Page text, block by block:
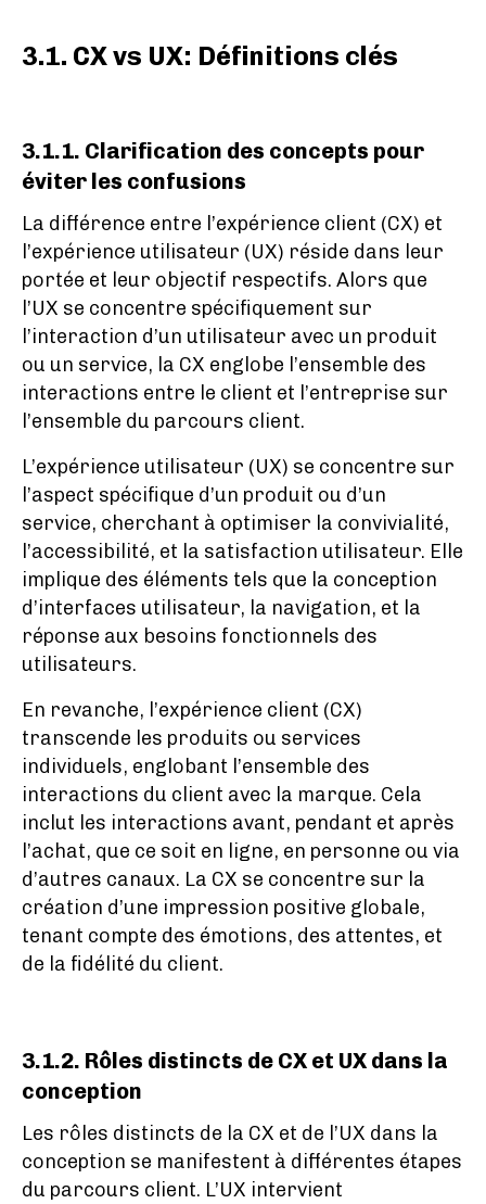
3.1. CX vs UX: Définitions clés
3.1.1. Clarification des concepts pour
éviter les confusions
La différence entre l’expérience client (CX) et
l’expérience utilisateur (UX) réside dans leur
portée et leur objectif respectifs. Alors que
l’UX se concentre spécifiquement sur
l’interaction d’un utilisateur avec un produit
ou un service, la CX englobe l’ensemble des
interactions entre le client et l’entreprise sur
l’ensemble du parcours client.
L’expérience utilisateur (UX) se concentre sur
l’aspect spécifique d’un produit ou d’un
service, cherchant à optimiser la convivialité,
l’accessibilité, et la satisfaction utilisateur. Elle
implique des éléments tels que la conception
d’interfaces utilisateur, la navigation, et la
réponse aux besoins fonctionnels des
utilisateurs.
En revanche, l’expérience client (CX)
transcende les produits ou services
individuels, englobant l’ensemble des
interactions du client avec la marque. Cela
inclut les interactions avant, pendant et après
l’achat, que ce soit en ligne, en personne ou via
d’autres canaux. La CX se concentre sur la
création d’une impression positive globale,
tenant compte des émotions, des attentes, et
de la fidélité du client.
3.1.2. Rôles distincts de CX et UX dans la
conception
Les rôles distincts de la CX et de l’UX dans la
conception se manifestent à différentes étapes
du parcours client. L’UX intervient